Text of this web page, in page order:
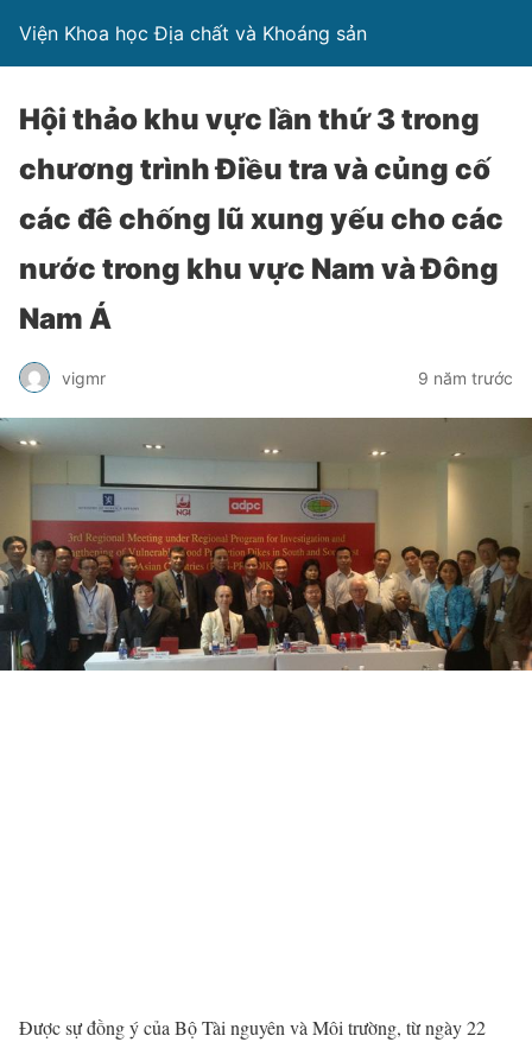
Viện Khoa học Địa chất và Khoáng sản
Hội thảo khu vực lần thứ 3 trong
chương trình Điều tra và củng cố
các đê chống lũ xung yếu cho các
nước trong khu vực Nam và Đông
Nam Á
vigmr 9 năm trước
Được sự đồng ý của Bộ Tài nguyên và Môi trường, từ ngày 22